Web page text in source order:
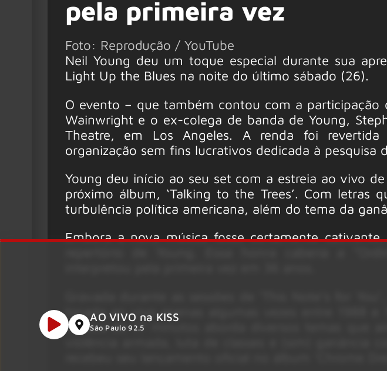
pela primeira vez
Foto: Reprodução / YouTube
Neil Young deu um toque especial durante sua
Light Up the Blues na noite do último sábado (26).
O evento – que também contou com a participação
Wainwright e o ex-colega de banda de Young,
Theatre, em Los Angeles. A renda foi
organização sem fins lucrativos dedicada à pesquisa
Young deu início ao seu set com a estreia ao vivo de
próximo álbum, ‘Talking to the Trees’. Com letras
turbulência política americana, além do tema da
Embora a nova música fosse certamente
tocada ao vivo apenas algumas vezes entre 1988 e
música de 17 minutos aborda diversos temas que
AO VIVO na KISS
São Paulo 92.5